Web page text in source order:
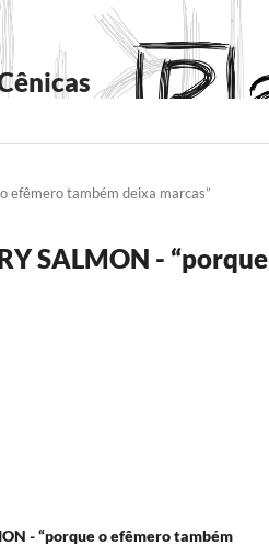
efêmero também deixa marcas”
SALMON - “porque
- “porque o efêmero também